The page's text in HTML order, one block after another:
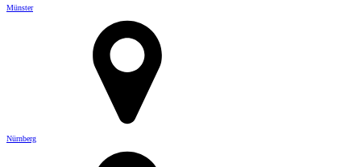
Münster
Nürnberg